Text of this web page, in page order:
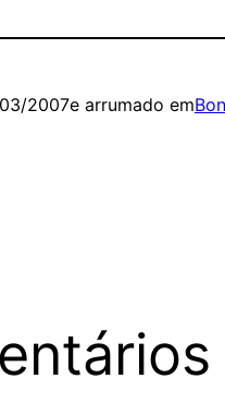
2007e arrumado em